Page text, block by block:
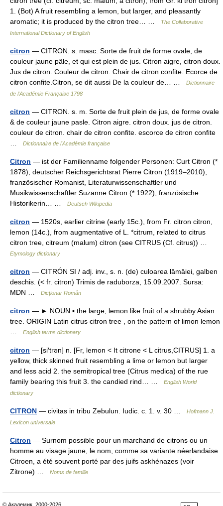
1. (Bot) A fruit resembling a lemon, but larger, and pleasantly
aromatic; it is produced by the citron tree… …
The Collaborative
International Dictionary of English
citron — CITRON. s. masc. Sorte de fruit de forme ovale, de
couleur jaune pâle, et qui est plein de jus. Citron aigre, citron doux.
Jus de citron. Couleur de citron. Chair de citron confite. Ecorce de
citron confite.Citron, se dit aussi De la couleur de… …
Dictionnaire
de l'Académie Française 1798
citron — CITRON. s. m. Sorte de fruit plein de jus, de forme ovale
& de couleur jaune pasle. Citron aigre. citron doux. jus de citron.
couleur de citron. chair de citron confite. escorce de citron confite
Dictionnaire de l'Académie française
Citron — ist der Familienname folgender Personen: Curt Citron (*
1878), deutscher Reichsgerichtsrat Pierre Citron (1919–2010),
französischer Romanist, Literaturwissenschaftler und
Musikwissenschaftler Suzanne Citron (* 1922), französische
Historikerin… …
Deutsch Wikipedia
citron — 1520s, earlier citrine (early 15c.), from Fr. citron citron,
lemon (14c.), from augmentative of L. *citrum, related to citrus
citron tree, citreum (malum) citron (see CITRUS (Cf. citrus)) …
Etymology dictionary
citron — CITRÓN SI / adj. inv., s. n. (de) culoarea lămâiei, galben
deschis. (< fr. citron) Trimis de raduborza, 15.09.2007. Sursa:
MDN …
Dicționar Român
citron — ► NOUN ▪ the large, lemon like fruit of a shrubby Asian
tree. ORIGIN Latin citrus citron tree , on the pattern of limon lemon
English terms dictionary
citron — [si′trən] n. [Fr, lemon < It citrone < L citrus,CITRUS] 1. a
yellow, thick skinned fruit resembling a lime or lemon but larger
and less acid 2. the semitropical tree (Citrus medica) of the rue
family bearing this fruit 3. the candied rind… …
English World
dictionary
CITRON — civitas in tribu Zebulun. Iudic. c. 1. v. 30 …
Hofmann J.
Lexicon universale
Citron — Surnom possible pour un marchand de citrons ou un
homme au visage jaune, le nom, comme sa variante néerlandaise
Citroen, a été souvent porté par des juifs askhénazes (voir
Zitrone) …
Noms de famille
© Академик, 2000-2026